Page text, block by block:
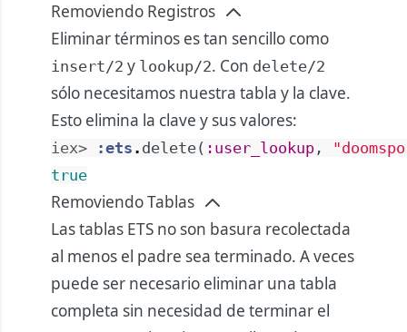
Removiendo Registros
Eliminar términos es tan sencillo como
insert/2 y lookup/2. Con delete/2
sólo necesitamos nuestra tabla y la clave.
Esto elimina la clave y sus valores:
iex> :ets . delete( :user_lookup ,
true
Removiendo Tablas
Las tablas ETS no son basura recolectada
al menos el padre sea terminado. A veces
puede ser necesario eliminar una tabla
completa sin necesidad de terminar el